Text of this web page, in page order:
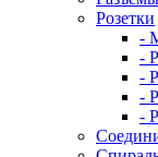
Розетки
-
-
-
-
-